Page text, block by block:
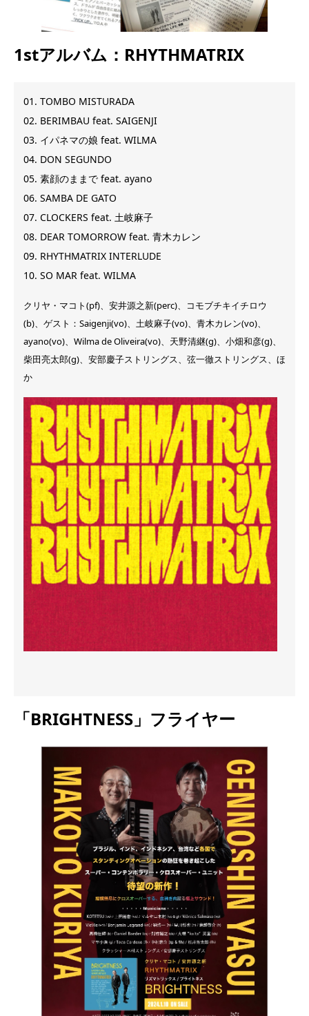
1stアルバム：RHYTHMATRIX
01. TOMBO MISTURADA
02. BERIMBAU feat. SAIGENJI
03. イパネマの娘 feat. WILMA
04. DON SEGUNDO
05. 素顔のままで feat. ayano
06. SAMBA DE GATO
07. CLOCKERS feat. 土岐麻子
08. DEAR TOMORROW feat. 青木カレン
09. RHYTHMATRIX INTERLUDE
10. SO MAR feat. WILMA
クリヤ・マコト(pf)、安井源之新(perc)、コモブチキイチロウ
(b)、ゲスト：Saigenji(vo)、土岐麻子(vo)、青木カレン(vo)、
ayano(vo)、Wilma de Oliveira(vo)、天野清継(g)、小畑和彦(g)、
柴田亮太郎(g)、安部慶子ストリングス、弦一徹ストリングス、ほ
か
「BRIGHTNESS」フライヤー